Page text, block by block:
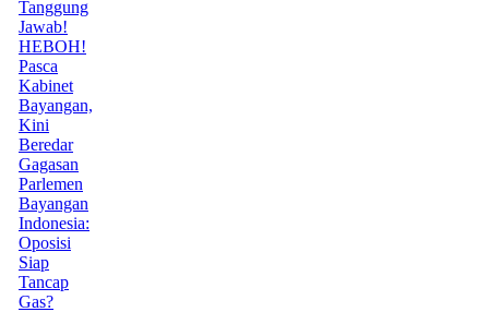
Tanggung
Jawab!
HEBOH!
Pasca
Kabinet
Bayangan,
Kini
Beredar
Gagasan
Parlemen
Bayangan
Indonesia:
Oposisi
Siap
Tancap
Gas?